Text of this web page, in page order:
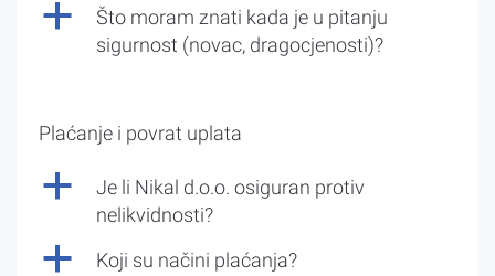
a
Što moram znati kada je u pitanju
sigurnost (novac, dragocjenosti)?
Plaćanje i povrat uplata
a
Je li Nikal d.o.o. osiguran protiv
nelikvidnosti?
a Koji su načini plaćanja?